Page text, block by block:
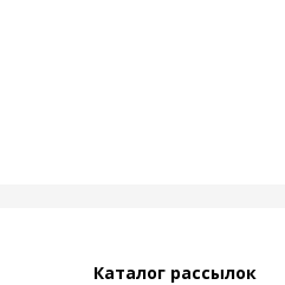
Каталог рассылок